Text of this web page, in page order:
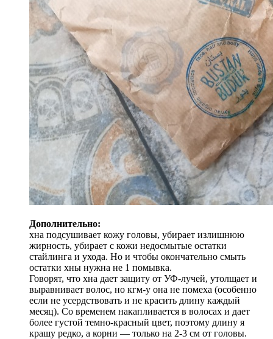
Дополнительно:
хна подсушивает кожу головы, убирает излишнюю
жирность, убирает с кожи недосмытые остатки
стайлинга и ухода. Но и чтобы окончательно смыть
остатки хны нужна не 1 помывка.
Говорят, что хна дает защиту от УФ-лучей, утолщает и
выравнивает волос, но кгм-у она не помеха (особенно
если не усердствовать и не красить длину каждый
месяц). Со временем накапливается в волосах и дает
более густой темно-красный цвет, поэтому длину я
крашу редко, а корни — только на 2-3 см от головы.